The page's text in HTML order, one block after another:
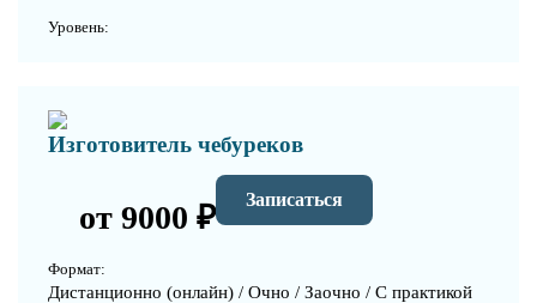
Уровень:
Изготовитель чебуреков
от 9000 ₽ Записаться
Формат:
Дистанционно (онлайн) / Очно / Заочно / С практикой